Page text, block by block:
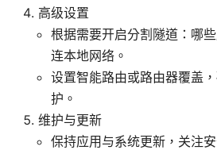
高级设置
根据需要开启分割隧道：哪
连本地网络。
设置智能路由或路由器覆盖
护。
维护与更新
保持应用与系统更新，关注